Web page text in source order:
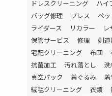
ドレスクリーニング
ハイ
バッグ修理
プレス ペッ
ライダース
リカラー レ
保管サービス
修理 剣
宅配クリーニング
布団
抗菌加工
汚れ落とし
真空パック
着ぐるみ
絨毯クリーニング
衣類